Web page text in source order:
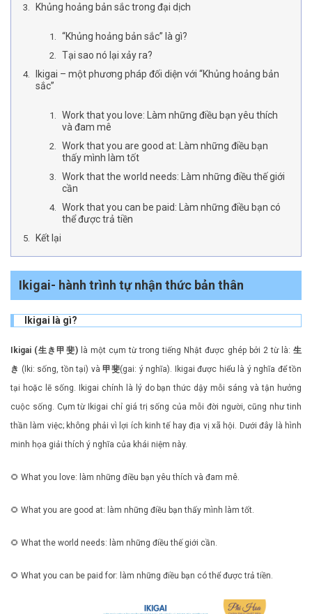
Khủng hoảng bản sắc trong đại dịch
“Khủng hoảng bản sắc” là gì?
Tại sao nó lại xảy ra?
Ikigai – một phương pháp đối diện với “Khủng hoảng bản
sắc”
Work that you love: Làm những điều bạn yêu thích
và đam mê
Work that you are good at: Làm những điều bạn
thấy mình làm tốt
Work that the world needs: Làm những điều thế giới
cần
Work that you can be paid: Làm những điều bạn có
thể được trả tiền
Kết lại
Ikigai- hành trình tự nhận thức bản thân
Ikigai là gì?
Ikigai (生き甲斐)là một cụm từ trong tiếng Nhật được ghép bởi 2 từ là:生
き (Iki: sống, tồn tại) và甲斐(gai: ý nghĩa). Ikigai được hiểu là ý nghĩa để tồn
tại hoặc lẽ sống. Ikigai chính là lý do bạn thức dậy mỗi sáng và tận hưởng
cuộc sống. Cụm từ Ikigai chỉ giá trị sống của mỗi đời người, cũng như tinh
thần làm việc; không phải vì lợi ích kinh tế hay địa vị xã hội. Dưới đây là hình
minh họa giải thích ý nghĩa của khái niệm này.
🌻 What you love: làm những điều bạn yêu thích và đam mê.
🌻 What you are good at: làm những điều bạn thấy mình làm tốt.
🌻 What the world needs: làm những điều thế giới cần.
🌻 What you can be paid for: làm những điều bạn có thể được trả tiền.